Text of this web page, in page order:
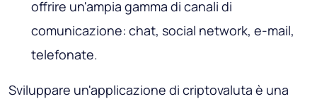
offrire un'ampia gamma di canali di
comunicazione: chat, social network, e-mail,
telefonate.
Sviluppare un'applicazione di criptovaluta è una